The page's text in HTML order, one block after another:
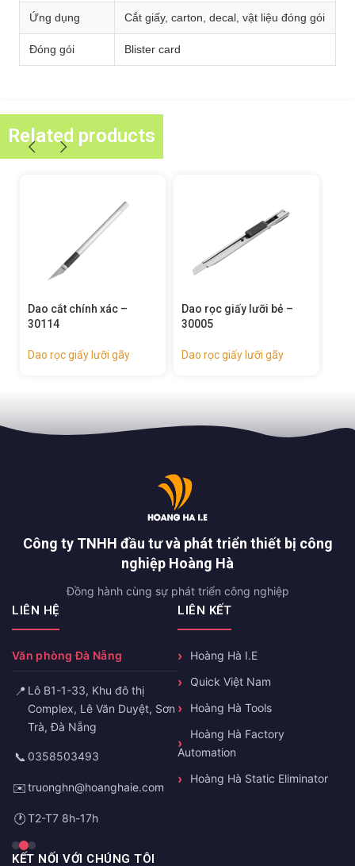
Ứng dụng Cắt giấy, carton, decal, vật liệu đóng gói
Đóng gói Blister card
Related products
Dao rọc giấy lưỡi bẻ –
30005
Dao rọc giấy lưỡi gãy
Dao rọc giấy lưỡi bẻ –
30080
Dao rọc giấy lưỡi gãy
Công ty TNHH đầu tư và phát triển thiết bị công
nghiệp Hoàng Hà
Đồng hành cùng sự phát triển công nghiệp
LIÊN HỆ
Văn phòng Đà Nẵng
📍 Lô B1-1-33, Khu đô thị
Complex, Lê Văn Duyệt, Sơn
Trà, Đà Nẵng
📞 0358503493
✉️truonghn@hoanghaie.com
🕐T2-T7 8h-17h
LIÊN KẾT
Hoàng Hà I.E
Quick Việt Nam
Hoàng Hà Tools
Hoàng Hà Factory
Automation
Hoàng Hà Static Eliminator
KẾT NỐI VỚI CHÚNG TÔI